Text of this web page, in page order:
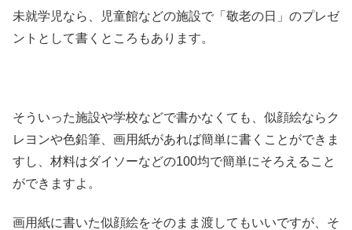
未就学児なら、児童館などの施設で「敬老の日」のプレゼ
ントとして書くところもあります。
そういった施設や学校などで書かなくても、似顔絵ならク
レヨンや色鉛筆、画用紙があれば簡単に書くことができま
すし、材料はダイソーなどの100均で簡単にそろえること
ができますよ。
画用紙に書いた似顔絵をそのまま渡してもいいですが、そ